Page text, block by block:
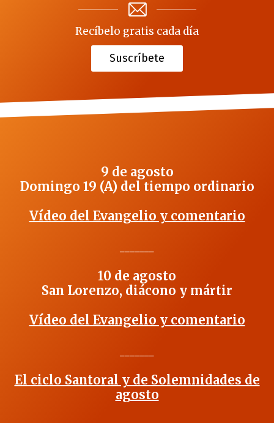
Recíbelo gratis cada día
Suscríbete
9 de agosto
Domingo 19 (A) del tiempo ordinario
Vídeo del Evangelio y comentario
10 de agosto
San Lorenzo, diácono y mártir
Vídeo del Evangelio y comentario
El ciclo Santoral y de Solemnidades de
agosto